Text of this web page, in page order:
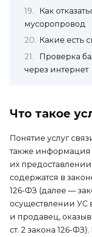
Как
мусоропровод
Какие есть
Проверка
через интернет
Что такое
Понятие услуг
также информация
их
содержатся в
126-ФЗ (далее —
осуществлении УС
и продавец,
ст. 2 закона 126-